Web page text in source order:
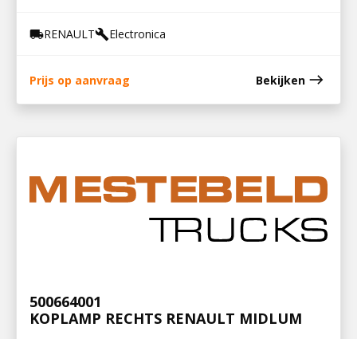
local_shippingRENAULTbuildElectronica
Prijs op aanvraag Bekijken east
500664001
KOPLAMP RECHTS RENAULT MIDLUM